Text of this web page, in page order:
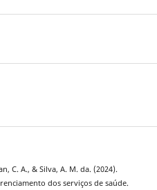
C. A., & Silva, A. M. da. (2024).
dos serviços de saúde.